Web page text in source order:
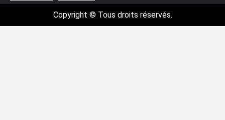
Copyright © Tous droits réservés.